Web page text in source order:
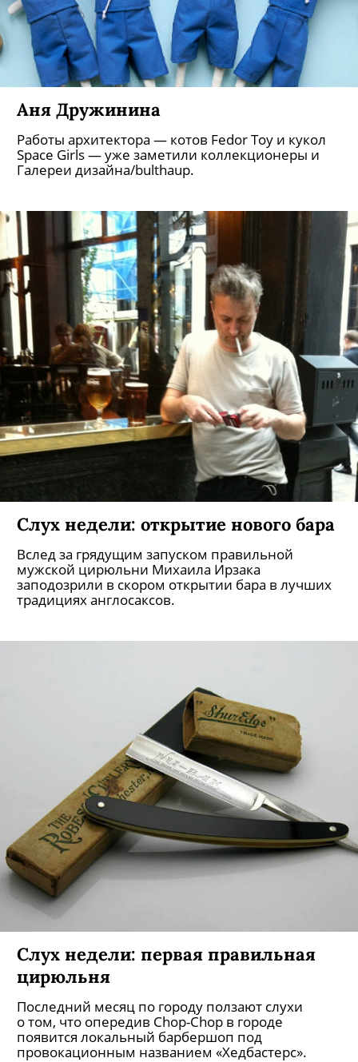
Аня Дружинина
Работы архитектора — котов Fedor Toy и кукол
Space Girls — уже заметили коллекционеры и
Галереи дизайна/bulthaup.
Слух недели: открытие нового бара
Вслед за грядущим запуском правильной
мужской цирюльни Михаила Ирзака
заподозрили в скором открытии бара в лучших
традициях англосаксов.
Слух недели: первая правильная
цирюльня
Последний месяц по городу ползают слухи
о том, что опередив Chop-Chop в городе
появится локальный барбершоп под
провокационным названием «Хедбастерс».